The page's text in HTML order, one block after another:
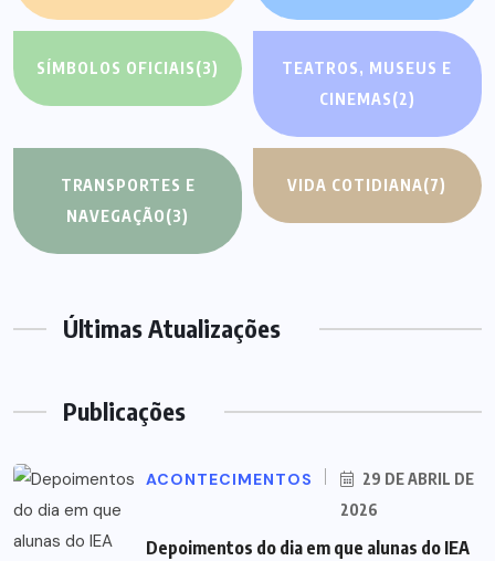
SÍMBOLOS OFICIAIS(3)
TEATROS, MUSEUS E
CINEMAS(2)
TRANSPORTES E
NAVEGAÇÃO(3)
VIDA COTIDIANA(7)
Últimas Atualizações
Publicações
ACONTECIMENTOS
29 DE ABRIL DE
2026
Depoimentos do dia em que alunas do IEA